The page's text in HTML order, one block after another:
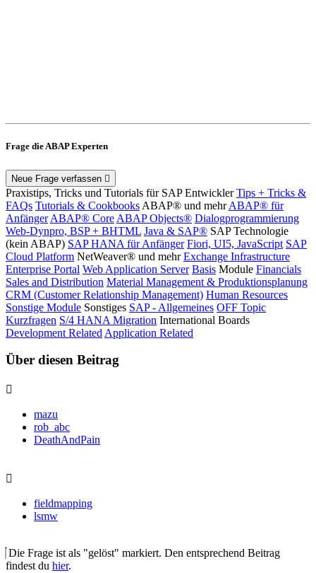
Frage die ABAP Experten
Neue Frage verfassen
Praxistips, Tricks und Tutorials für SAP Entwickler Tips + Tricks &
FAQs Tutorials & Cookbooks ABAP® und mehr ABAP® für
Anfänger ABAP® Core ABAP Objects® Dialogprogrammierung
Web-Dynpro, BSP + BHTML Java & SAP® SAP Technologie
(kein ABAP) SAP HANA für Anfänger Fiori, UI5, JavaScript SAP
Cloud Platform NetWeaver® und mehr Exchange Infrastructure
Enterprise Portal Web Application Server Basis Module Financials
Sales and Distribution Material Management & Produktionsplanung
CRM (Customer Relationship Management) Human Resources
Sonstige Module Sonstiges SAP - Allgemeines OFF Topic
Kurzfragen S/4 HANA Migration International Boards
Development Related Application Related
Über diesen Beitrag
mazu
rob_abc
DeathAndPain
fieldmapping
lsmw
Die Frage ist als "gelöst" markiert. Den entsprechend Beitrag
findest du hier.